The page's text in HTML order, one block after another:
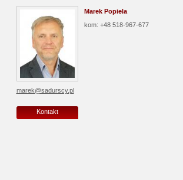
Marek Popiela
kom: +48 518-967-677
marek@sadurscy.pl
Kontakt